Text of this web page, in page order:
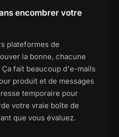
encombrer votre
plateformes de
la bonne, chacune
fait beaucoup d'e-mails
produit et de messages
temporaire pour
votre vraie boîte de
que vous évaluez.